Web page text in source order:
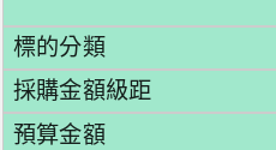
標的分類
採購金額級距
預算金額